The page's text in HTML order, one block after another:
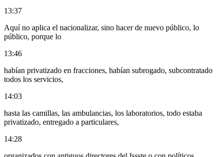
13:37
Aquí no aplica el nacionalizar, sino hacer de nuevo público, lo
público, porque lo
13:46
habían privatizado en fracciones, habían subrogado, subcontratado
todos los servicios,
14:03
hasta las camillas, las ambulancias, los laboratorios, todo estaba
privatizado, entregado a particulares,
14:28